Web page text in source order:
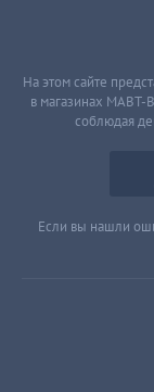
На этом сайте
в магазинах МАВТ-
соблюдая
Если вы нашли